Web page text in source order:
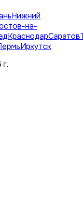
Нижний
на-
КраснодарСаратов
Иркутск